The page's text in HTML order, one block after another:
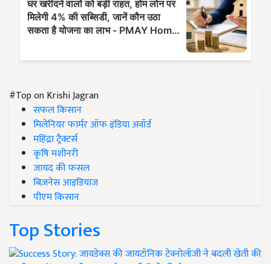
#Top on Krishi Jagran
सफल किसान
मिलेनियर फार्मर ऑफ इंडिया अवॉर्ड
महिंद्रा ट्रैक्टर्स
कृषि मशीनरी
जायद की फसल
बिज़नेस आइडियाज
पीएम किसान
Top Stories